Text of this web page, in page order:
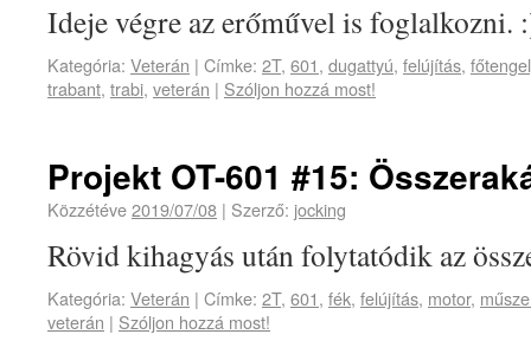
Ideje végre az erőművel is foglalkozni.
Kategória: Veterán | Címke: 2T, 601, dugattyú, felújítás,
trabant, trabi, veterán | Szóljon hozzá most!
Projekt OT-601 #15:
Közzétéve2019/07/08 | Szerző: jocking
Rövid kihagyás után folytatódik az
Kategória: Veterán | Címke: 2T, 601, fék, felújítás, motor,
veterán | Szóljon hozzá most!